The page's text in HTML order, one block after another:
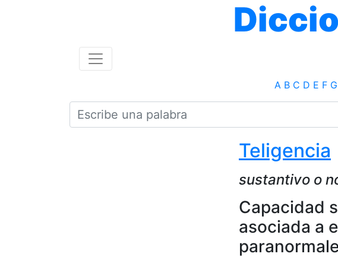
A B C D E F G
Teligencia
sustantivo o
Capacidad
asociada a